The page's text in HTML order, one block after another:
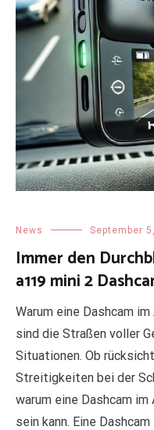
News September
Immer den
a119 mini 2
Warum eine Dashcam
sind die Straßen voller
Situationen. Ob
Streitigkeiten bei der
warum eine Dashcam
sein kann. Eine